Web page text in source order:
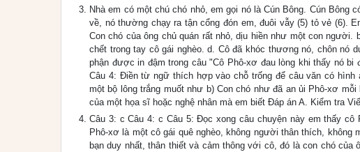
Nhà em có một chú chó nhỏ, em gọi nó là Cún Bông. Cún Bông
về, nó thường chạy ra tận cổng đón em, đuôi vẫy (5) tỏ vẻ (6).
Con chó của ông chủ quán rất nhỏ, dịu hiền như một con
chết trong tay cô gái nghèo. d. Cô đã khóc thương nó, chôn nó
phận được in đậm trong câu "Cô Phô-xơ đau lòng khi thấy nó
Câu 4: Điền từ ngữ thích hợp vào chỗ trống để câu văn có
một bộ lông trắng muốt như b) Con chó như đã an ủi Phô-xơ
của một họa sĩ hoặc nghệ nhân mà em biết Đáp án A. Kiểm tra
Câu 3: c Câu 4: c Câu 5: Đọc xong câu chuyện này em thấy
Phô-xơ là một cô gái quê nghèo, không người thân thích,
bạn duy nhất, thân thiết và cảm thông với cô, đó là con chó